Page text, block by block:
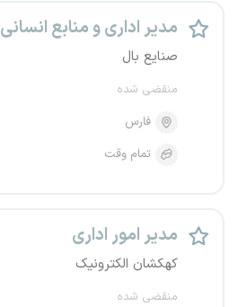
مدیر اداری و منابع انسانی
صنایع بال
منقضی شده
فارس
تمام وقت
مدیر امور اداری
کهکشان الکترونیک
منقضی شده